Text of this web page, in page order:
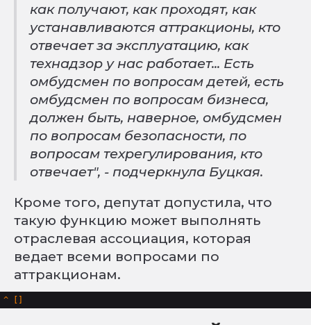
как получают, как проходят, как
устанавливаются аттракционы, кто
отвечает за эксплуатацию, как
технадзор у нас работает... Есть
омбудсмен по вопросам детей, есть
омбудсмен по вопросам бизнеса,
должен быть, наверное, омбудсмен
по вопросам безопасности, по
вопросам техрегулирования, кто
отвечает", - подчеркнула Буцкая.
Кроме того, депутат допустила, что
такую функцию может выполнять
отраслевая ассоциация, которая
ведает всеми вопросами по
аттракционам.
^